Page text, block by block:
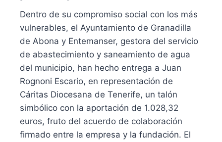
Dentro de su compromiso social con los más
vulnerables, el Ayuntamiento de Granadilla
de Abona y Entemanser, gestora del servicio
de abastecimiento y saneamiento de agua
del municipio, han hecho entrega a Juan
Rognoni Escario, en representación de
Cáritas Diocesana de Tenerife, un talón
simbólico con la aportación de 1.028,32
euros, fruto del acuerdo de colaboración
firmado entre la empresa y la fundación. El